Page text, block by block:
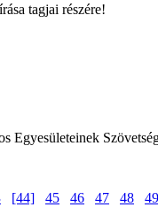
tagjai részére!
[44] 45 46 47 48 49